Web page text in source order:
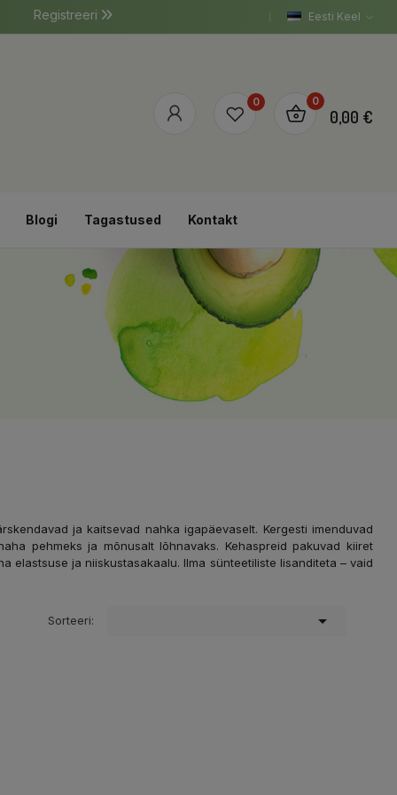
Eesti Keel
Registreeri
0 0
0,00 €
Blogi Tagastused Kontakt
ja kaitsevad nahka igapäevaselt. Kergesti imenduvad
pehmeks ja mõnusalt lõhnavaks. Kehaspreid pakuvad kiiret
elastsuse ja niiskustasakaalu. Ilma sünteetiliste lisanditeta – vaid
Sorteeri: 